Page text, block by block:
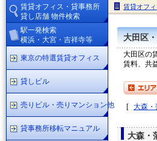
賃貸オフ
大田区
大田区の
賃料、共
[ 大森・
大森・
賃貸オフィス・貸事務所
貸し店舗 物件検索
駅一発検索
横浜・大宮・吉祥寺等
東京の特選賃貸オフィス
貸しビル
売りビル・売りマンション他
貸事務所移転マニュアル